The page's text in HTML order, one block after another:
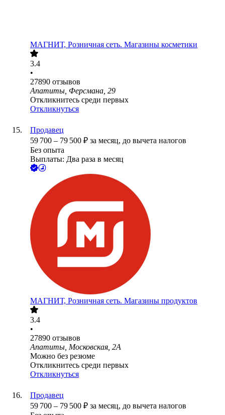
МАГНИТ, Розничная сеть. Магазины косметики
3.4
•
27890 отзывов
Апатиты, Ферсмана, 29
Откликнитесь среди первых
Откликнуться
Продавец
59 700 – 79 500 ₽ за месяц, до вычета налогов
Без опыта
Выплаты: Два раза в месяц
МАГНИТ, Розничная сеть. Магазины продуктов
3.4
•
27890 отзывов
Апатиты, Московская, 2А
Можно без резюме
Откликнитесь среди первых
Откликнуться
Продавец
59 700 – 79 500 ₽ за месяц, до вычета налогов